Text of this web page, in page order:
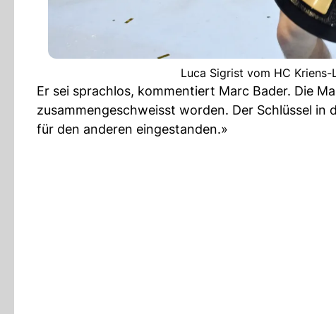
Luca Sigrist vom HC
Er sei sprachlos, kommentiert Marc Bader. Die
zusammengeschweisst worden. Der Schlüssel
für den anderen eingestanden.»